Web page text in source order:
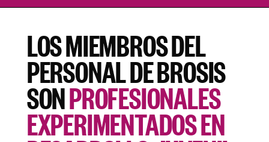
LOS MIEMBROS DEL
PERSONAL DE BROSIS
SONPROFESIONALES
EXPERIMENTADOS EN